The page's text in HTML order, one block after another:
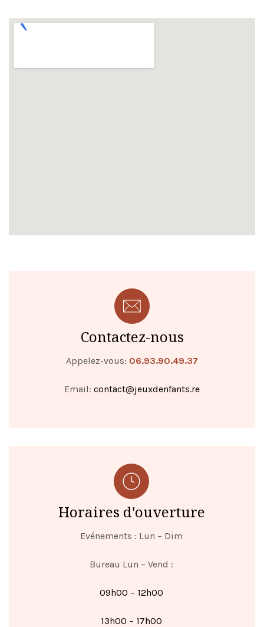
Contactez-nous
Appelez-vous: 06.93.90.49.37
Email: contact@jeuxdenfants.re
Horaires d'ouverture
Evénements : Lun – Dim
Bureau Lun – Vend :
09h00 – 12h00
13h00 – 17h00